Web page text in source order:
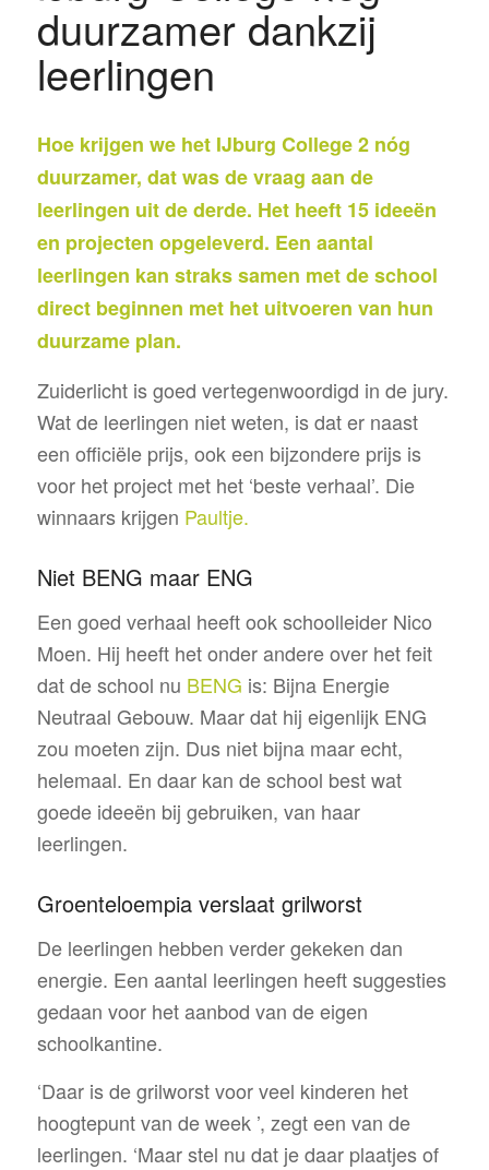
duurzamer dankzij
leerlingen
Hoe krijgen we het IJburg College 2 nóg
duurzamer, dat was de vraag aan de
leerlingen uit de derde. Het heeft 15 ideeën
en projecten opgeleverd. Een aantal
leerlingen kan straks samen met de school
direct beginnen met het uitvoeren van hun
duurzame plan.
Zuiderlicht is goed vertegenwoordigd in de jury.
Wat de leerlingen niet weten, is dat er naast
een officiële prijs, ook een bijzondere prijs is
voor het project met het ‘beste verhaal’. Die
winnaars krijgen Paultje.
Niet BENG maar ENG
Een goed verhaal heeft ook schoolleider Nico
Moen. Hij heeft het onder andere over het feit
dat de school nu BENG is: Bijna Energie
Neutraal Gebouw. Maar dat hij eigenlijk ENG
zou moeten zijn. Dus niet bijna maar echt,
helemaal. En daar kan de school best wat
goede ideeën bij gebruiken, van haar
leerlingen.
Groenteloempia verslaat grilworst
De leerlingen hebben verder gekeken dan
energie. Een aantal leerlingen heeft suggesties
gedaan voor het aanbod van de eigen
schoolkantine.
‘Daar is de grilworst voor veel kinderen het
hoogtepunt van de week ’, zegt een van de
leerlingen. ‘Maar stel nu dat je daar plaatjes of